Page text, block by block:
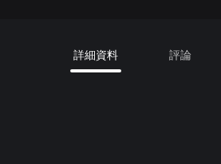
詳細資料 評論